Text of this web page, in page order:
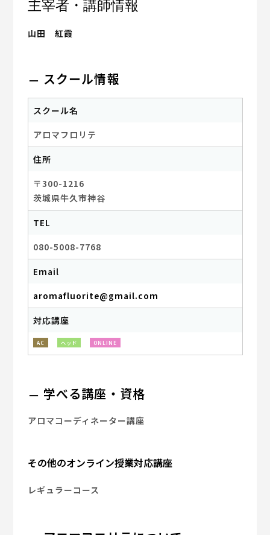
主宰者・講師情報
山田 紅霞
スクール情報
スクール名
アロマフロリテ
住所
〒300-1216
茨城県牛久市神谷
TEL
080-5008-7768
Email
aromafluorite@gmail.com
対応講座
AC ヘッド ONLINE
学べる講座・資格
アロマコーディネーター講座
その他のオンライン授業対応講座
レギュラーコース